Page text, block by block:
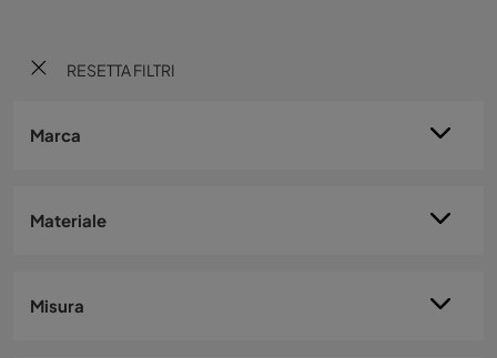
RESETTA FILTRI
Marca
Materiale
Misura